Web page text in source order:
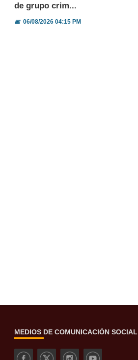
de grupo crim...
📅06/08/2026 04:15 PM
MEDIOS DE COMUNICACIÓN SOCIAL